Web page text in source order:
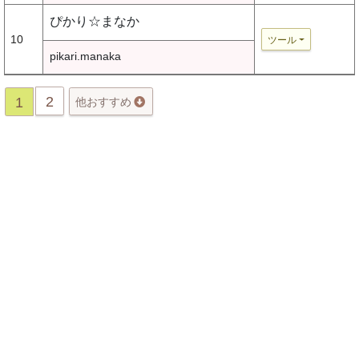
10
ぴかり☆まなか
ツール
pikari.manaka
1 2 他おすすめ